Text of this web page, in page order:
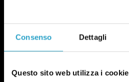
Consenso Dettagli
Questo sito web utilizza i cookie